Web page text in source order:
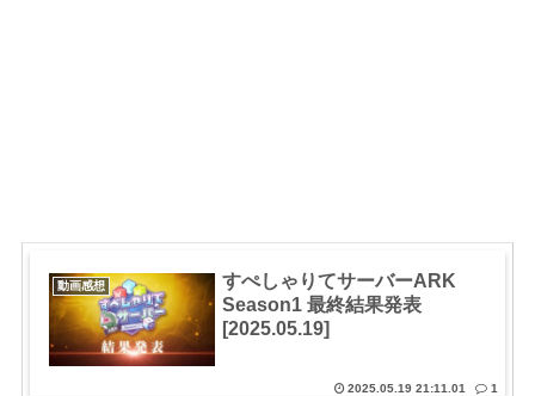
動画感想
すぺしゃりてサーバーARK
Season1 最終結果発表
[2025.05.19]
2025.05.19 21:11.01 1